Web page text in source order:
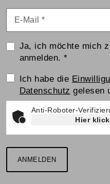
Ja, ich möchte mich
anmelden.*
Einwilligungserklärung
Ich habe die
Datenschutz gelesen
Anti-Roboter-
Hier
ANMELDEN